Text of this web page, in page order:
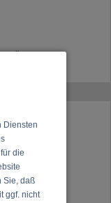
Diensten
die
Sie, daß
ggf. nicht